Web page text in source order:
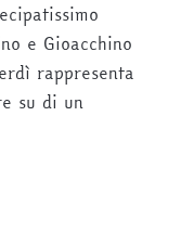
e Gioacchino
rappresenta
su di un